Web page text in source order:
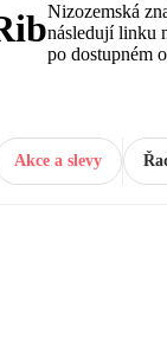
Nizozemská
následují linku
po dostupném
Akce a slevy